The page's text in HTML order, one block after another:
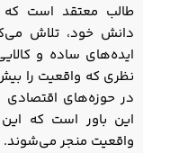
طالب معتقد است که
دانش خود، تلاش
ایده‌های ساده و
نظری که واقعیت را
در حوزه‌های اقتصادی
این باور است که
واقعیت منجر می‌شوند.